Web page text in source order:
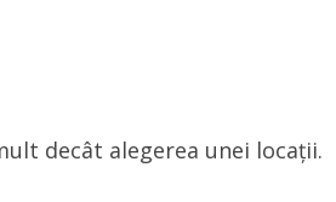
decât alegerea unei locații.